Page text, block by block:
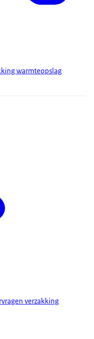
warmteopslag
verzakking